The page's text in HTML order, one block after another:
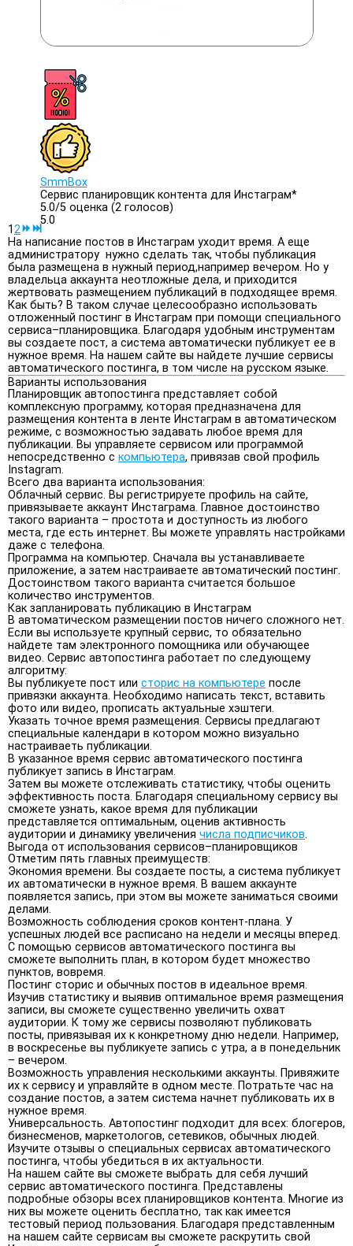
SmmBox
Сервис планировщик контента для Инстаграм*
5.0/5оценка (2 голосов)
5.0
12
На написание постов в Инстаграм уходит время. А еще
администратору нужно сделать так, чтобы публикация
была размещена в нужный период,например вечером. Но у
владельца аккаунта неотложные дела, и приходится
жертвовать размещением публикаций в подходящее время.
Как быть? В таком случае целесообразно использовать
отложенный постинг в Инстаграм при помощи специального
сервиса–планировщика. Благодаря удобным инструментам
вы создаете пост, а система автоматически публикует ее в
нужное время. На нашем сайте вы найдете лучшие сервисы
автоматического постинга, в том числе на русском языке.
Варианты использования
Планировщик автопостинга представляет собой
комплексную программу, которая предназначена для
размещения контента в ленте Инстаграм в автоматическом
режиме, с возможностью задавать любое время для
публикации. Вы управляете сервисом или программой
непосредственно с компьютера, привязав свой профиль
Instagram.
Всего два варианта использования:
Облачный сервис. Вы регистрируете профиль на сайте,
привязываете аккаунт Инстаграма. Главное достоинство
такого варианта – простота и доступность из любого
места, где есть интернет. Вы можете управлять настройками
даже с телефона.
Программа на компьютер. Сначала вы устанавливаете
приложение, а затем настраиваете автоматический постинг.
Достоинством такого варианта считается большое
количество инструментов.
Как запланировать публикацию в Инстаграм
В автоматическом размещении постов ничего сложного нет.
Если вы используете крупный сервис, то обязательно
найдете там электронного помощника или обучающее
видео. Сервис автопостинга работает по следующему
алгоритму:
Вы публикуете пост или сторис на компьютере после
привязки аккаунта. Необходимо написать текст, вставить
фото или видео, прописать актуальные хэштеги.
Указать точное время размещения. Сервисы предлагают
специальные календари в котором можно визуально
настраиваеть публикации.
В указанное время сервис автоматического постинга
публикует запись в Инстаграм.
Затем вы можете отслеживать статистику, чтобы оценить
эффективность поста. Благодаря специальному сервису вы
сможете узнать, какое время для публикации
представляется оптимальным, оценив активность
аудитории и динамику увеличения числа подписчиков.
Выгода от использования сервисов–планировщиков
Отметим пять главных преимуществ:
Экономия времени. Вы создаете посты, а система публикует
их автоматически в нужное время. В вашем аккаунте
появляется запись, при этом вы можете заниматься своими
делами.
Возможность соблюдения сроков контент-плана. У
успешных людей все расписано на недели и месяцы вперед.
С помощью сервисов автоматического постинга вы
сможете выполнить план, в котором будет множество
пунктов, вовремя.
Постинг сторис и обычных постов в идеальное время.
Изучив статистику и выявив оптимальное время размещения
записи, вы сможете существенно увеличить охват
аудитории. К тому же сервисы позволяют публиковать
посты, привязывая их к конкретному дню недели. Например,
в воскресенье вы публикуете запись с утра, а в понедельник
– вечером.
Возможность управления несколькими аккаунты. Привяжите
их к сервису и управляйте в одном месте. Потратьте час на
создание постов, а затем система начнет публиковать их в
нужное время.
Универсальность. Автопостинг подходит для всех: блогеров,
бизнесменов, маркетологов, сетевиков, обычных людей.
Изучите отзывы о специальных сервисах автоматического
постинга, чтобы убедиться в их актуальности.
На нашем сайте вы сможете выбрать для себя лучший
сервис автоматического постинга. Представлены
подробные обзоры всех планировщиков контента. Многие из
них вы можете оценить бесплатно, так как имеется
тестовый период пользования. Благодаря представленным
на нашем сайте сервисам вы сможете раскрутить свой